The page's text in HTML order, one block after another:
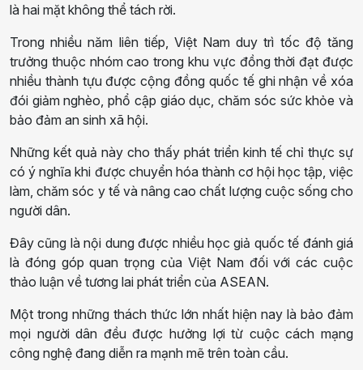
là hai mặt không thể tách rời.
Trong nhiều năm liên tiếp, Việt Nam duy trì tốc độ tăng
trưởng thuộc nhóm cao trong khu vực đồng thời đạt được
nhiều thành tựu được cộng đồng quốc tế ghi nhận về xóa
đói giảm nghèo, phổ cập giáo dục, chăm sóc sức khỏe và
bảo đảm an sinh xã hội.
Những kết quả này cho thấy phát triển kinh tế chỉ thực sự
có ý nghĩa khi được chuyển hóa thành cơ hội học tập, việc
làm, chăm sóc y tế và nâng cao chất lượng cuộc sống cho
người dân.
Đây cũng là nội dung được nhiều học giả quốc tế đánh giá
là đóng góp quan trọng của Việt Nam đối với các cuộc
thảo luận về tương lai phát triển của ASEAN.
Một trong những thách thức lớn nhất hiện nay là bảo đảm
mọi người dân đều được hưởng lợi từ cuộc cách mạng
công nghệ đang diễn ra mạnh mẽ trên toàn cầu.